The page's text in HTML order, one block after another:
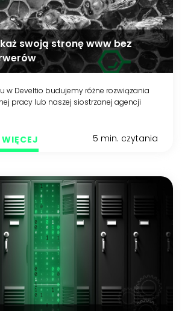
swoją stronę www bez
w Develtio budujemy różne rozwiązania
pracy lub naszej siostrzanej agencji
5 min. czytania